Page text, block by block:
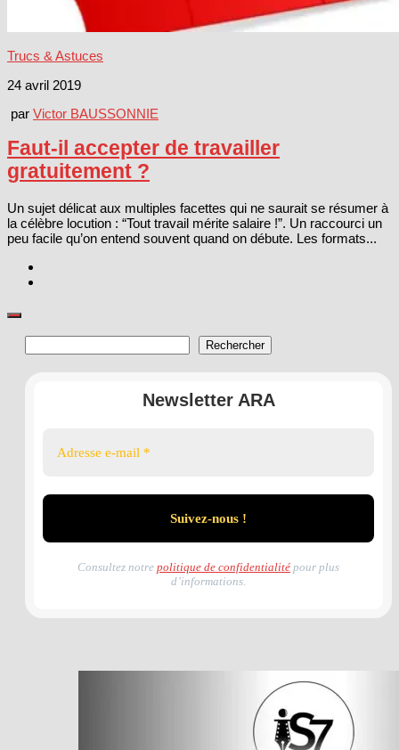
Trucs & Astuces
24 avril 2019
par Victor BAUSSONNIE
Faut-il accepter de travailler
gratuitement ?
Un sujet délicat aux multiples facettes qui ne saurait se résumer à
la célèbre locution : “Tout travail mérite salaire !”. Un raccourci un
peu facile qu’on entend souvent quand on débute. Les formats...
Rechercher
Newsletter ARA
Consultez notre politique de confidentialité pour plus
d’informations.